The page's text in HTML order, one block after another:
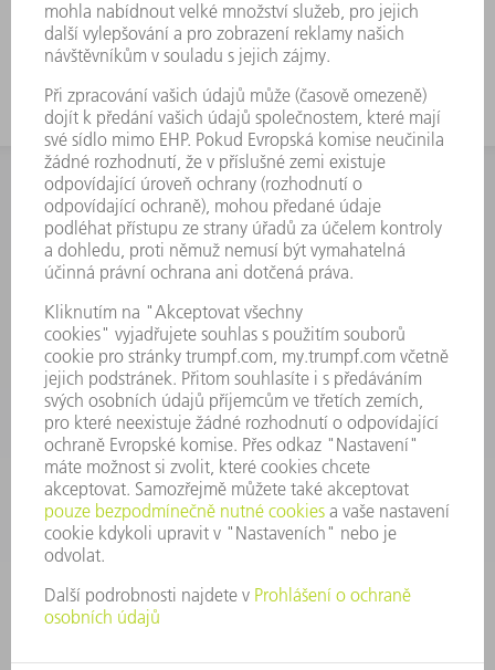
INFORMACE
Často kladené dotazy
Všeobecné obchodní podmínky
KONTAKTNÍ ÚDAJE
Náhradní díly
+420 251 106 254
Po - čt 8:00 - 17:00
Pá 8:00 - 16:00
ND@trumpf.com
KONTAKTNÍ ÚDAJE
Nástroje
+420 251 106 250
Po - pá 8:00 - 16:00
nastroje@trumpf.com